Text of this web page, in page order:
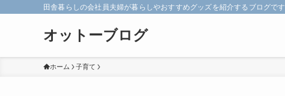
田舎暮らしの会社員夫婦が暮らしやおすすめグッズを紹介するブログです
オットーブログ
ホーム 子育て